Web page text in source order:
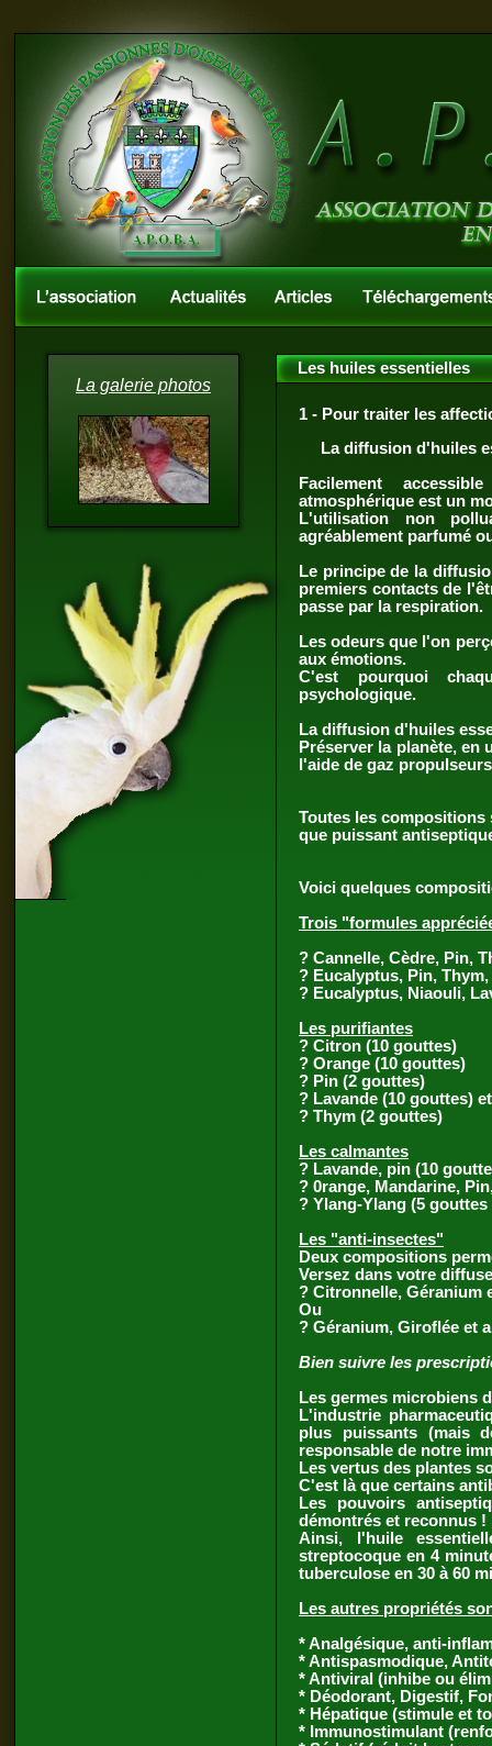
La galerie photos
Les huiles essentielles
1 - Pour traiter les
La diffusion d'huiles
Facilement
atmosphérique est un
L'utilisation non
agréablement parfumé
Le principe de la
premiers contacts de
passe par la respiration.
Les odeurs que l'on
aux émotions.
C'est pourquoi
psychologique.
La diffusion d'huiles
Préserver la planète,
l'aide de gaz
Toutes les
que puissant
Voici quelques
Trois "formules
? Cannelle, Cèdre, Pin,
? Eucalyptus, Pin,
? Eucalyptus, Niaouli,
Les purifiantes
? Citron (10 gouttes)
? Orange (10 gouttes)
? Pin (2 gouttes)
? Lavande (10 gouttes)
? Thym (2 gouttes)
Les calmantes
? Lavande, pin (10
? 0range, Mandarine,
? Ylang-Ylang (5 gouttes
Les "anti-insectes"
Deux compositions
Versez dans votre
? Citronnelle, Géranium
Ou
? Géranium, Giroflée et
Bien suivre les
Les germes microbiens
L'industrie
plus puissants (mais
responsable de notre
Les vertus des plantes
C'est là que certains
Les pouvoirs
démontrés et reconnus !
Ainsi, l'huile
streptocoque en 4
tuberculose en 30 à 60
Les autres propriétés
* Analgésique, anti-
* Antispasmodique,
* Antiviral (inhibe ou
* Déodorant, Digestif,
* Hépatique (stimule et
* Immunostimulant